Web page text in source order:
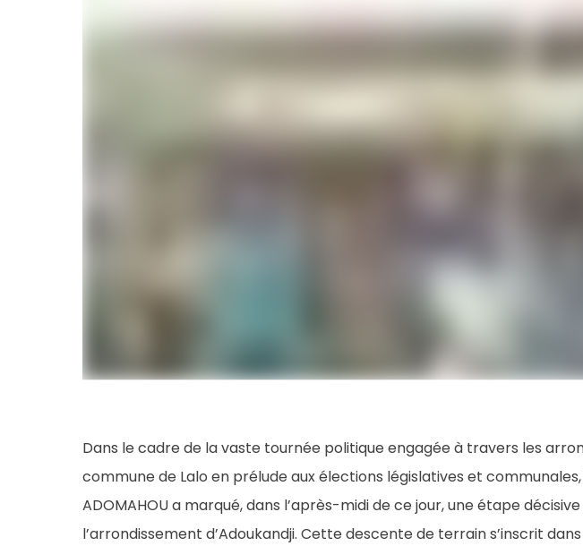
Dans le cadre de la vaste tournée politique engagée à travers les
commune de Lalo en prélude aux élections législatives et
ADOMAHOU a marqué, dans l’après-midi de ce jour, une étape
l’arrondissement d’Adoukandji. Cette descente de terrain s’inscrit